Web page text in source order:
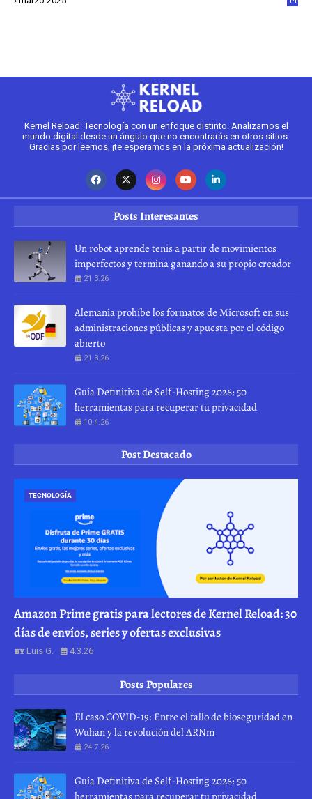
Kernel Reload: Tecnología con un enfoque distinto. Analizamos el
mundo digital desde un ángulo que no encontrarás en otros sitios.
Gracias por leernos, ¡te esperamos en la próxima actualización!
Posts Interesantes
Un robot aprende tenis a partir de movimientos
imperfectos y termina ganando a su propio creador
21.3.26
Alemania prohíbe los formatos de Microsoft en sus
administraciones públicas y apuesta por el código
abierto
21.3.26
Guía Definitiva de Self-Hosting 2026: 50
herramientas para recuperar tu privacidad
10.4.26
Post Destacado
TECNOLOGÍA
Amazon Prime gratis para lectores de Kernel Reload: 30
días de envíos, series y ofertas exclusivas
Luis G. 4.3.26
Posts Populares
El caso COVID-19: Entre el fallo de bioseguridad en
Wuhan y la revolución del ARNm
24.7.26
Guía Definitiva de Self-Hosting 2026: 50
herramientas para recuperar tu privacidad